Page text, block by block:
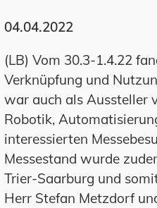
04.04.2022
(LB) Vom 30.3-1.4.22
Verknüpfung und
war auch als Aussteller
Robotik,
interessierten
Messestand wurde
Trier-Saarburg und
Herr Stefan Metzdorf